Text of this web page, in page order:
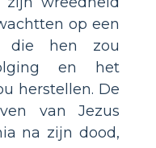
op een
die hen zou
en het
herstellen. De
van Jezus
na zijn dood,